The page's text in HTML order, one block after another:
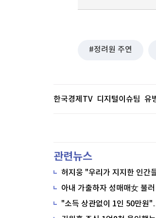
정려원 주연
한국경제TV 디지털이슈팀 유
관련뉴스
"소득 상관없이 1인 50만원